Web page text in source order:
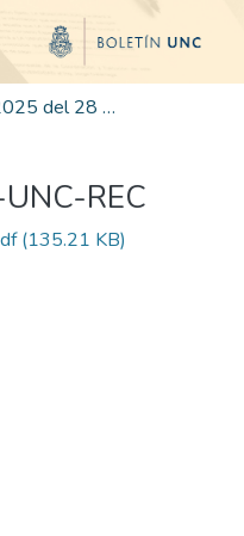
Edición 104/2025 del 28 de noviembre de 2025
REC
(135.21 KB)